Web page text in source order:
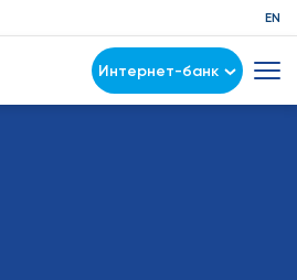
EN
Интернет-банк